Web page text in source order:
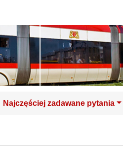
Najczęściej zadawane pytania